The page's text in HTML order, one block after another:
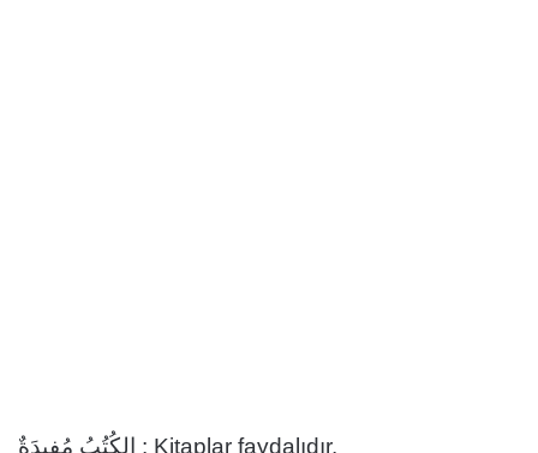
الكُتُبُ مُفيدَةٌ : Kitaplar faydalıdır.